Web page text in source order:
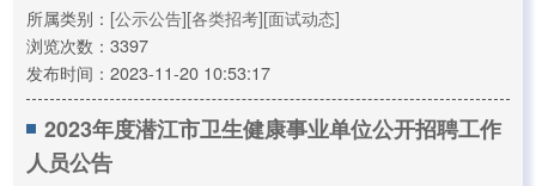
所属类别： [公示公告][各类招考][面试动态]
浏览次数：3397
发布时间：2023-11-20 10:53:17
2023年度潜江市卫生健康事业单位公开招聘工作
人员公告